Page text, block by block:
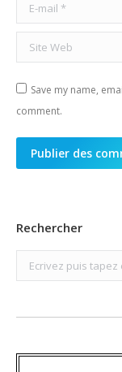
Site Web
Save my name,
comment.
Publier des
Rechercher
Search: